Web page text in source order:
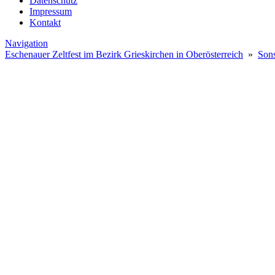
Impressum
Kontakt
Navigation
Eschenauer Zeltfest im Bezirk Grieskirchen in Oberösterreich »